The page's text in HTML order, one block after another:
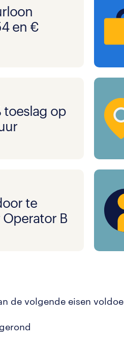
en €
toeslag op
te
B
de volgende eisen